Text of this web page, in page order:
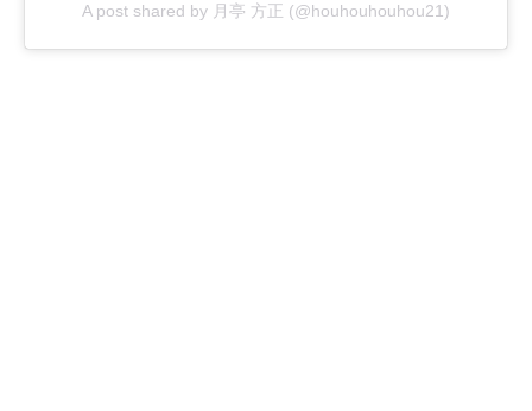
A post shared by 月亭 方正 (@houhouhouhou21)